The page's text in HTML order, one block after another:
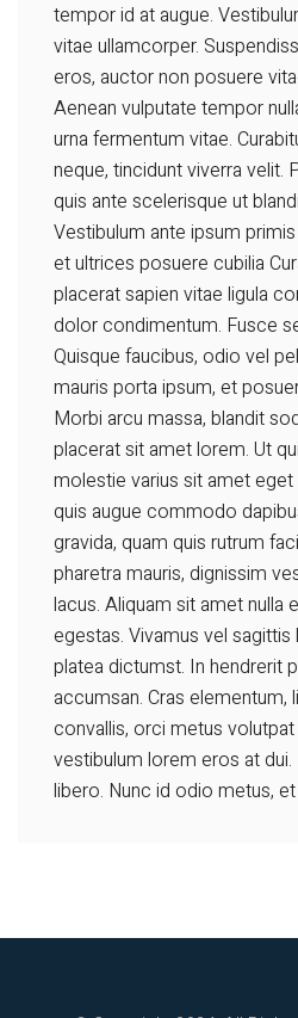
tempor id at augue.
vitae ullamcorper.
eros, auctor non posuere
Aenean vulputate tempor
urna fermentum vitae.
neque, tincidunt viverra velit.
quis ante scelerisque ut
Vestibulum ante ipsum
et ultrices posuere cubilia
placerat sapien vitae ligula
dolor condimentum. Fusce
Quisque faucibus, odio vel
mauris porta ipsum, et
Morbi arcu massa, blandit
placerat sit amet lorem. Ut
molestie varius sit amet
quis augue commodo
gravida, quam quis rutrum
pharetra mauris, dignissim
lacus. Aliquam sit amet
egestas. Vivamus vel sagittis
platea dictumst. In hendrerit
accumsan. Cras elementum,
convallis, orci metus
vestibulum lorem eros at
libero. Nunc id odio metus,